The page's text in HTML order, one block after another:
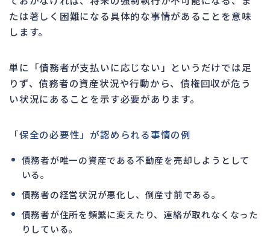
たは著しく困難になる具体的な事情があることを意味
します。
単に「債務者が支払いに応じない」というだけでは足
りず、債務者の資産状況や行動から、債権回収が危う
い状況にあることを示す必要があります。
「保全の必要性」が認められる事情の例
債務者が唯一の資産である不動産を売却しようとして
いる。
債務者の経営状況が悪化し、倒産寸前である。
債務者が住所を頻繁に変えたり、連絡が取れなくなった
りしている。